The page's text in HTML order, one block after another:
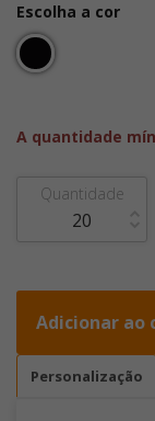
Escolha a cor
A quantidade
Quantidade
Adicionar ao
Personalização